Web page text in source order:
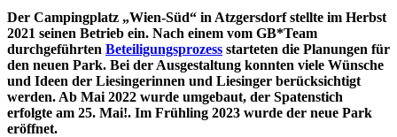
Der Campingplatz „Wien-Süd“ in Atzgersdorf stellte im Herbst
2021 seinen Betrieb ein. Nach einem vom GB*Team
durchgeführten Beteiligungsprozess starteten die Planungen für
den neuen Park. Bei der Ausgestaltung konnten viele Wünsche
und Ideen der Liesingerinnen und Liesinger berücksichtigt
werden. Ab Mai 2022 wurde umgebaut, der Spatenstich
erfolgte am 25. Mai!. Im Frühling 2023 wurde der neue Park
eröffnet.